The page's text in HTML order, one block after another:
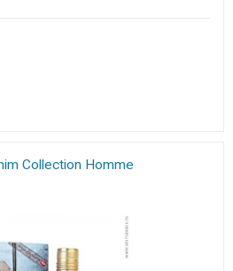
Collection Homme